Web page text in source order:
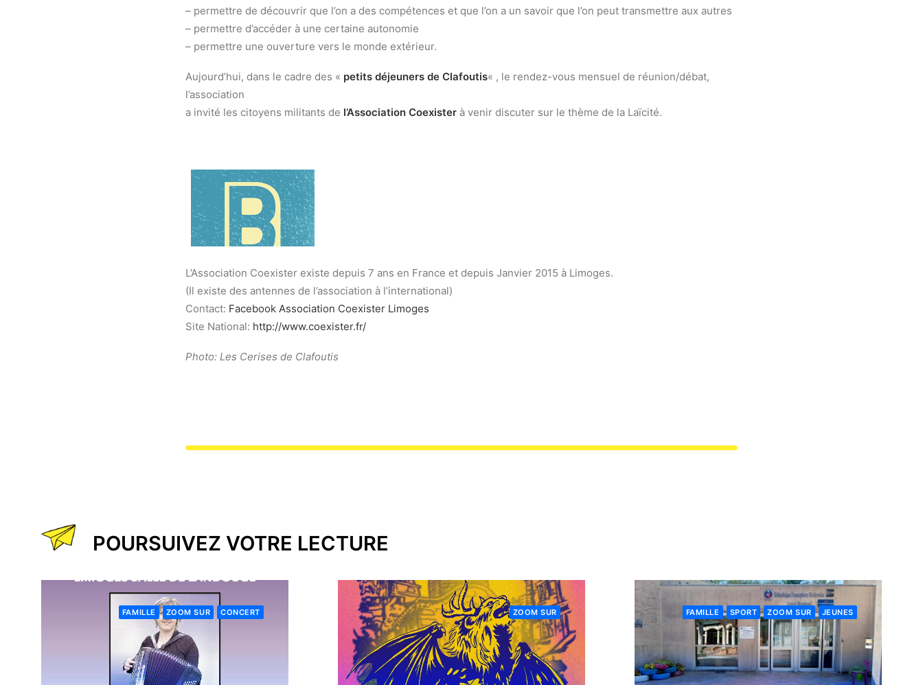
– permettre de découvrir que l’on a des compétences et que l’on a un savoir que l’on peut transmettre aux autres
– permettre d’accéder à une certaine autonomie
– permettre une ouverture vers le monde extérieur.
Aujourd’hui, dans le cadre des « petits déjeuners de Clafoutis« , le rendez-vous mensuel de réunion/débat,
l’association
a invité les citoyens militants de l’Association Coexister à venir discuter sur le thème de la Laïcité.
L’Association Coexister existe depuis 7 ans en France et depuis Janvier 2015 à Limoges.
(Il existe des antennes de l’association à l’international)
Contact: Facebook Association Coexister Limoges
Site National: http://www.coexister.fr/
Photo: Les Cerises de Clafoutis
POURSUIVEZ VOTRE LECTURE
FAMILLE ZOOM SUR CONCERT ZOOM SUR FAMILLE SPORT ZOOM SUR JEUNES